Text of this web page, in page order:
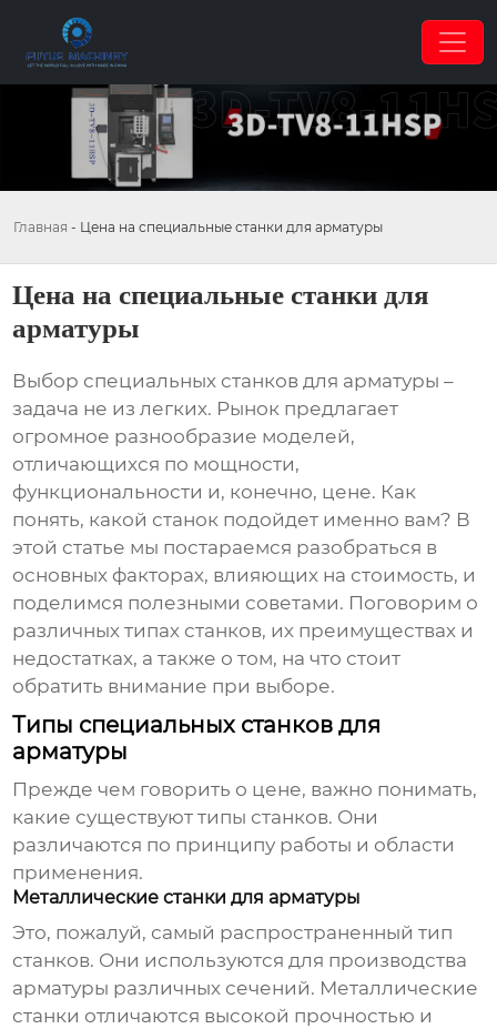
Главная - Цена на специальные станки для арматуры
Цена на специальные станки для
арматуры
Выбор специальных станков для арматуры –
задача не из легких. Рынок предлагает
огромное разнообразие моделей,
отличающихся по мощности,
функциональности и, конечно, цене. Как
понять, какой станок подойдет именно вам? В
этой статье мы постараемся разобраться в
основных факторах, влияющих на стоимость, и
поделимся полезными советами. Поговорим о
различных типах станков, их преимуществах и
недостатках, а также о том, на что стоит
обратить внимание при выборе.
Типы специальных станков для
арматуры
Прежде чем говорить о цене, важно понимать,
какие существуют типы станков. Они
различаются по принципу работы и области
применения.
Металлические станки для арматуры
Это, пожалуй, самый распространенный тип
станков. Они используются для производства
арматуры различных сечений. Металлические
станки отличаются высокой прочностью и